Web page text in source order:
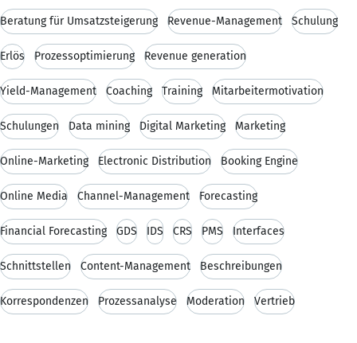
Beratung für Umsatzsteigerung Revenue-Management Schulung
Erlös Prozessoptimierung Revenue generation
Yield-Management Coaching Training Mitarbeitermotivation
Schulungen Data mining Digital Marketing Marketing
Online-Marketing Electronic Distribution Booking Engine
Online Media Channel-Management Forecasting
Financial Forecasting GDS IDS CRS PMS Interfaces
Schnittstellen Content-Management Beschreibungen
Korrespondenzen Prozessanalyse Moderation Vertrieb